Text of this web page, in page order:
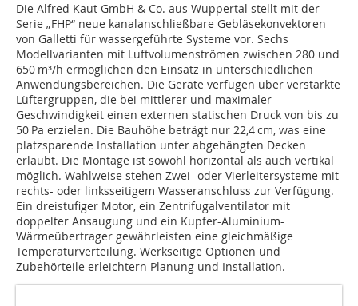
Die Alfred Kaut GmbH & Co. aus Wuppertal stellt mit der
Serie „FHP“ neue kanalanschließbare Gebläsekonvektoren
von Galletti für wassergeführte Systeme vor. Sechs
Modellvarianten mit Luftvolumenströmen zwischen 280 und
650 m³/h ermöglichen den Einsatz in unterschiedlichen
Anwendungsbereichen. Die Geräte verfügen über verstärkte
Lüftergruppen, die bei mittlerer und maximaler
Geschwindigkeit einen externen statischen Druck von bis zu
50 Pa erzielen. Die Bauhöhe beträgt nur 22,4 cm, was eine
platzsparende Installation unter abgehängten Decken
erlaubt. Die Montage ist sowohl horizontal als auch vertikal
möglich. Wahlweise stehen Zwei- oder Vierleitersysteme mit
rechts- oder linksseitigem Wasseranschluss zur Verfügung.
Ein dreistufiger Motor, ein Zentrifugalventilator mit
doppelter Ansaugung und ein Kupfer-Aluminium-
Wärmeübertrager gewährleisten eine gleichmäßige
Temperaturverteilung. Werkseitige Optionen und
Zubehörteile erleichtern Planung und ­Installation.